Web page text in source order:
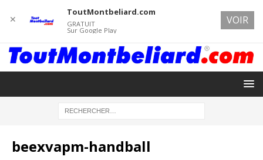
beexvapm-handball
✕
ToutMontbeliard.com
GRATUIT
Sur Google Play
VOIR